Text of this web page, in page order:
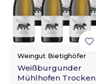
Weingut Bietighöfer
Weißburgunder
Mühlhofen Trocken